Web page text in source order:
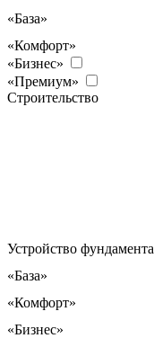
«База»
«Комфорт»
«Бизнес»
«Премиум»
Строительство
Устройство фундамента
«База»
«Комфорт»
«Бизнес»